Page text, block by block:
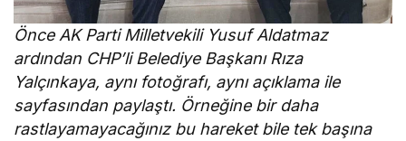
Önce AK Parti Milletvekili Yusuf Aldatmaz
ardından CHP’li Belediye Başkanı Rıza
Yalçınkaya, aynı fotoğrafı, aynı açıklama ile
sayfasından paylaştı. Örneğine bir daha
rastlayamayacağınız bu hareket bile tek başına